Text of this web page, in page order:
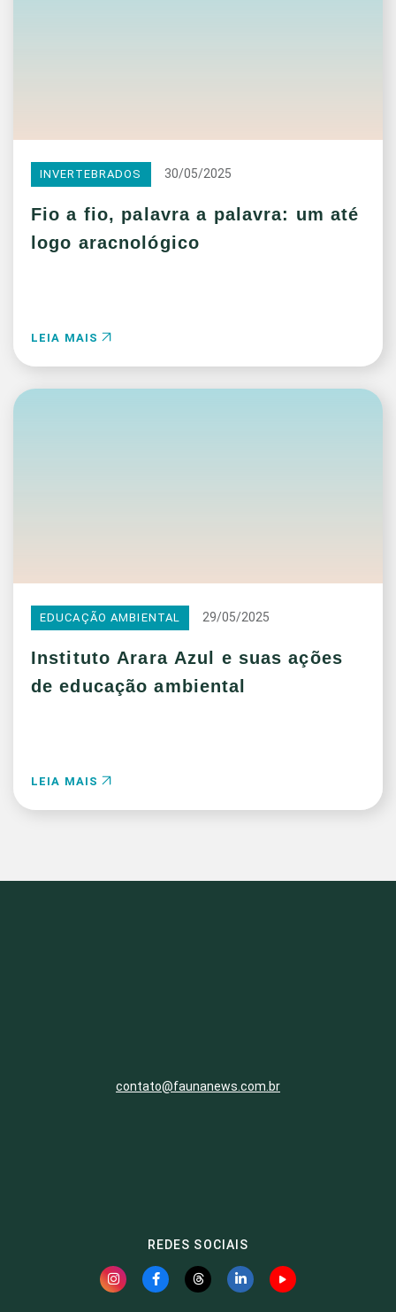
INVERTEBRADOS 30/05/2025
Fio a fio, palavra a palavra: um até
logo aracnológico
LEIA MAIS
EDUCAÇÃO AMBIENTAL 29/05/2025
Instituto Arara Azul e suas ações
de educação ambiental
LEIA MAIS
contato@faunanews.com.br
REDES SOCIAIS